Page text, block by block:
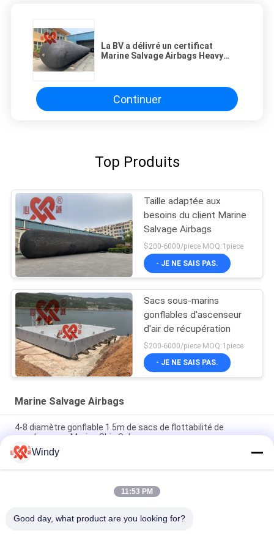
La BV a délivré un certificat
Marine Salvage Airbags Heavy
Continuer
Top Produits
Taille adaptée aux
besoins du client Marine
Salvage Airbags
$200-6000/piece MOQ:1piece
- JE NE SAIS PAS.
Sacs sous-marins
gonflables d'ascenseur
d'air de récupération
$200-6000/piece MOQ:1piece
- JE NE SAIS PAS.
Marine Salvage Airbags
4-8 diamètre gonflable 1.5m de sacs de flottabilité de
couches pour Marine Ship Salvage
Marine Salvage Airbags noire, flottabilité élevée d'airbag en
caoutchouc pneumatique
CCS a délivré un certificat le matériel du caoutchouc naturel
Windy
11:53 PM
Good day, what product are you looking for?